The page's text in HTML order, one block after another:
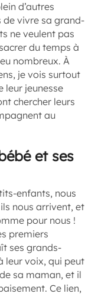
d’autres
de vivre sa grand-
ne veulent pas
du temps à
nombreux. À
je vois surtout
leur jeunesse
chercher leurs
au
et ses
enfants, nous
nous arrivent, et
pour nous !
premiers
ses grands-
leur voix, qui peut
sa maman, et il
Ce lien,